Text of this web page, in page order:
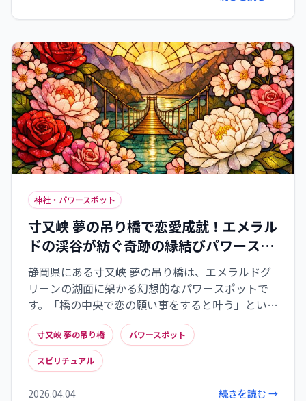
う。五感で島の力を感じ、良縁を引き寄せましょ
神社・パワースポット
寸又峡 夢の吊り橋で恋愛成就！エメラル
ドの渓谷が紡ぐ奇跡の縁結びパワースポ
ット
静岡県にある寸又峡 夢の吊り橋は、エメラルドグ
リーンの湖面に架かる幻想的なパワースポットで
す。「橋の中央で恋の願い事をすると叶う」という
伝説から、恋愛運・縁結びの聖地として人気を集
めています。大地のエネルギーと水の浄化作用が融
合したこの地は、訪れる人々に心の癒しとスピリ
チュアルな効果をもたらし、あなたの願いを現実
へと導きます。
寸又峡 夢の吊り橋 パワースポット
スピリチュアル
2026.04.04 続きを読む →